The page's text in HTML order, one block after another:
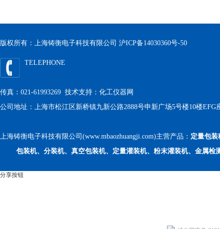
版权所有：上海铸衡电子科技有限公司 沪ICP备14030360号-50
TELEPHONE
传真：021-61993269 技术支持： 化工仪器网
公司地址：上海市松江区新桥镇九新公路2888号申新广场5号楼10楼EFG
上海铸衡电子科技有限公司(www.mbaozhuangji.com)主营产品： 定量包装
包装机、分装机、真空包装机、定量灌装机、粉末灌装机、金属检
分享按钮